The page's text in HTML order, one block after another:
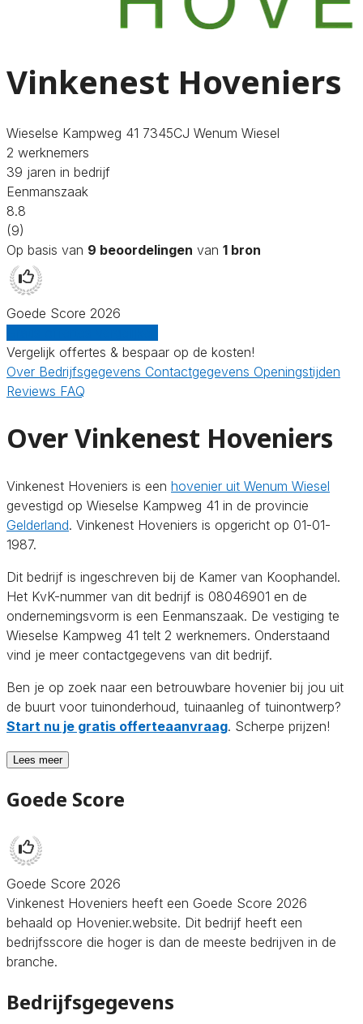
Vinkenest Hoveniers
Wieselse Kampweg 41 7345CJ Wenum Wiesel
2 werknemers
39 jaren in bedrijf
Eenmanszaak
8.8
(9)
Op basis van 9 beoordelingen van 1 bron
Goede Score 2026
Vergelijk offertes & bespaar op de kosten!
Over Bedrijfsgegevens Contactgegevens Openingstijden
Reviews FAQ
Over Vinkenest Hoveniers
Vinkenest Hoveniers is een hovenier uit Wenum Wiesel
gevestigd op Wieselse Kampweg 41 in de provincie
Gelderland. Vinkenest Hoveniers is opgericht op 01-01-
1987.
Dit bedrijf is ingeschreven bij de Kamer van Koophandel.
Het KvK-nummer van dit bedrijf is 08046901 en de
ondernemingsvorm is een Eenmanszaak. De vestiging te
Wieselse Kampweg 41 telt 2 werknemers. Onderstaand
vind je meer contactgegevens van dit bedrijf.
Ben je op zoek naar een betrouwbare hovenier bij jou uit
de buurt voor tuinonderhoud, tuinaanleg of tuinontwerp?
Start nu je gratis offerteaanvraag. Scherpe prijzen!
Lees meer
Goede Score
Goede Score 2026
Vinkenest Hoveniers heeft een Goede Score 2026
behaald op Hovenier.website. Dit bedrijf heeft een
bedrijfsscore die hoger is dan de meeste bedrijven in de
branche.
Bedrijfsgegevens